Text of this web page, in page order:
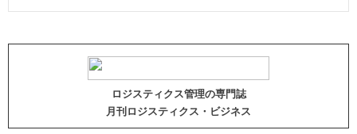
ロジスティクス管理の専門誌
月刊ロジスティクス・ビジネス